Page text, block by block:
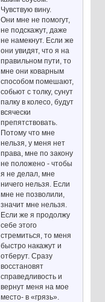
Чувствую вину.
Они мне не помогут,
не подскажут, даже
не намекнут. Если же
они увидят, что я на
правильном пути, то
мне они коварным
способом помешают,
собьют с толку, сунут
палку в колесо, будут
всячески
препятствовать.
Потому что мне
нельзя, у меня нет
права, мне по закону
не положено - чтобы
я не делал, мне
ничего нельзя. Если
мне не позволили,
значит мне нельзя.
Если же я продолжу
себе этого
стремиться, то меня
быстро накажут и
отберут. Сразу
восстановят
справедливость и
вернут меня на мое
место- в «грязь».